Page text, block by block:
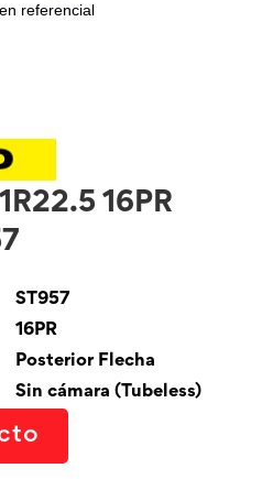
referencial
16PR
ST957
16PR
Posterior Flecha
Sin cámara (Tubeless)